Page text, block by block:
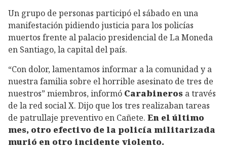
Un grupo de personas participó el sábado en una
manifestación pidiendo justicia para los policías
muertos frente al palacio presidencial de La Moneda
en Santiago, la capital del país.
“Con dolor, lamentamos informar a la comunidad y a
nuestra familia sobre el horrible asesinato de tres de
nuestros” miembros, informó Carabineros a través
de la red social X. Dijo que los tres realizaban tareas
de patrullaje preventivo en Cañete. En el último
mes, otro efectivo de la policía militarizada
murió en otro incidente violento.